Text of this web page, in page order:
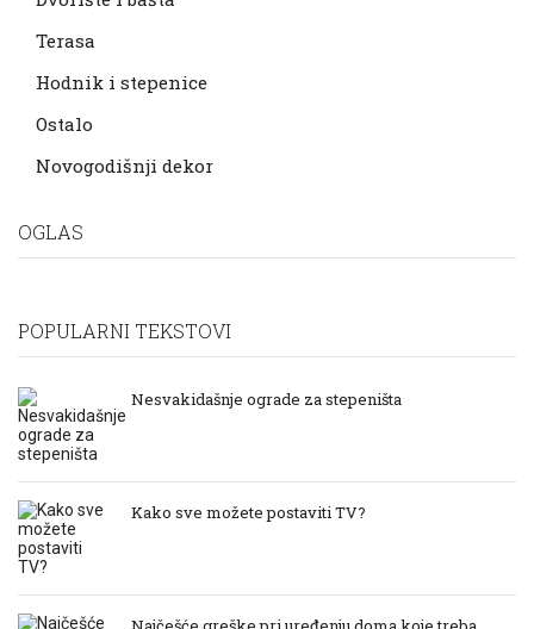
Terasa
Hodnik i stepenice
Ostalo
Novogodišnji dekor
OGLAS
POPULARNI TEKSTOVI
Nesvakidašnje ograde za stepeništa
Kako sve možete postaviti TV?